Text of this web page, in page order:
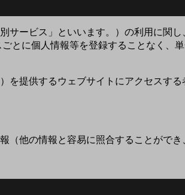
サービス」といいます。）の利用に関し
とに個人情報等を登録することなく、
を提供するウェブサイトにアクセスする
（他の情報と容易に照合することができ